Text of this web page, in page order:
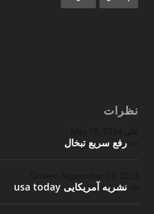
نظرات
رفع سریع تبخال
نشریه آمریکایی usa today